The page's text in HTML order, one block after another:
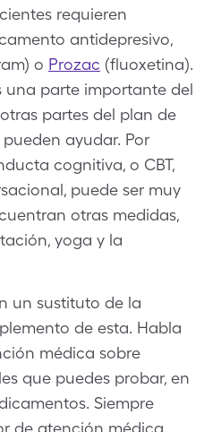
requieren
antidepresivo,
o Prozac (fluoxetina).
parte importante del
partes del plan de
ayudar. Por
cognitiva, o CBT,
puede ser muy
otras medidas,
yoga y la
un sustituto de la
de esta. Habla
médica sobre
que puedes probar, en
Siempre
de atención médica